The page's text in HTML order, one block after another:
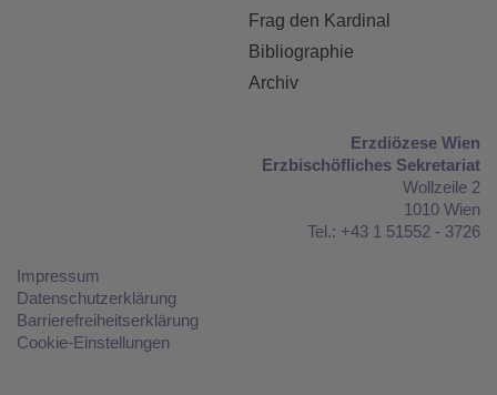
Frag den Kardinal
Bibliographie
Archiv
Erzdiözese Wien
Erzbischöfliches Sekretariat
Wollzeile 2
1010 Wien
Tel.: +43 1 51552 - 3726
Impressum
Datenschutzerklärung
Barrierefreiheitserklärung
Cookie-Einstellungen